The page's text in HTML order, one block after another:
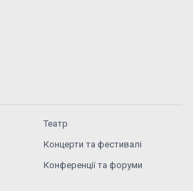
Театр
Концерти та фестивалі
Конференції та форуми